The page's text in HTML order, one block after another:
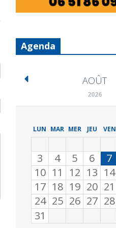
Agenda
AOÛT
2026
LUN MAR MER JEU VEN
3
4 5 6 7
10 11 12 13 14
17 18 19 20 21
24 25 26 27 28
31